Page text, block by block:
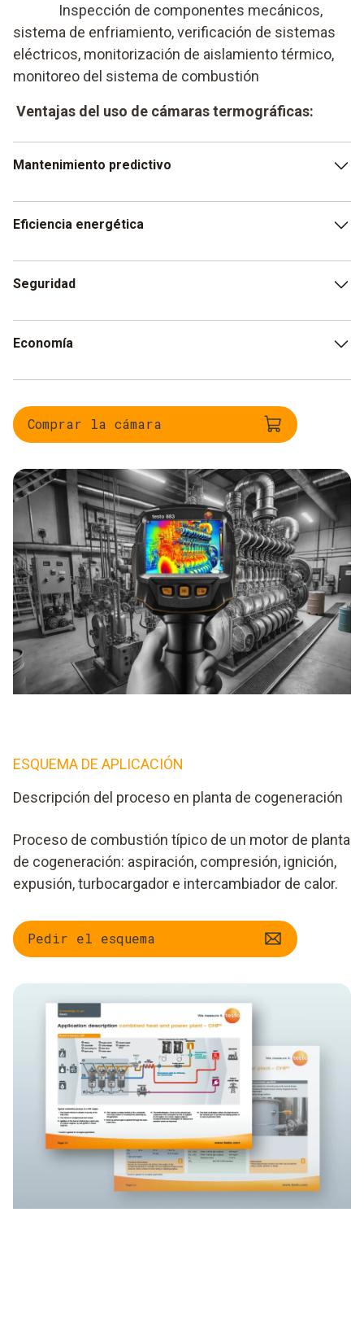
Inspección de componentes mecánicos,
sistema de enfriamiento, verificación de sistemas
eléctricos, monitorización de aislamiento térmico,
monitoreo del sistema de combustión
Ventajas del uso de cámaras termográficas:
Mantenimiento predictivo
conviertan en fallas mayores.
Eficiencia energética
motores y sistemas.
Seguridad
como fugas o sobrecalentamientos peligrosos.
Economía
y prolongar la vida útil de los equipos.
Comprar la cámara
ESQUEMA DE APLICACIÓN
Descripción del proceso en planta de cogeneración
Proceso de combustión típico de un motor de planta
de cogeneración: aspiración, compresión, ignición,
expusión, turbocargador e intercambiador de calor.
Pedir el esquema